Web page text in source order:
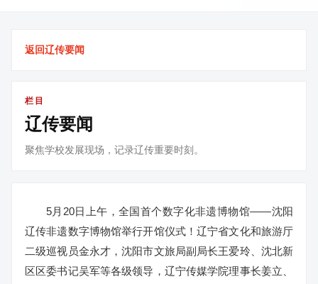
返回辽传要闻
栏目
辽传要闻
聚焦学校发展现场，记录辽传重要时刻。
5月20日上午，全国首个数字化非遗博物馆——沈阳
辽传非遗数字博物馆举行开馆仪式！辽宁省文化和旅游厅
二级巡视员金永才，沈阳市文旅局副局长王爱玲、沈北新
区区委书记吴军等各级领导，辽宁传媒学院理事长姜立、